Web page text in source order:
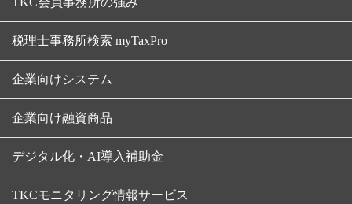
税理士事務所検索 myTaxPro
企業向けシステム
企業向け融資商品
デジタル化・AI導入補助金
TKCモニタリング情報サービス